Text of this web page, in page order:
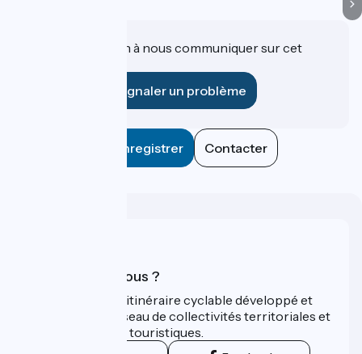
Une information à nous communiquer sur cet
Signaler un problème
Enregistrer Contacter
Qui sommes-nous ?
ViaRhôna est un itinéraire cyclable développé et
promu par un réseau de collectivités territoriales et
leurs institutions touristiques.